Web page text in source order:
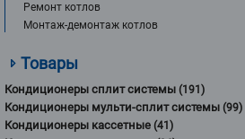
Ремонт котлов
Монтаж-демонтаж котлов
Товары
Кондиционеры сплит системы (191)
Кондиционеры мульти-сплит системы (99)
Кондиционеры кассетные (41)